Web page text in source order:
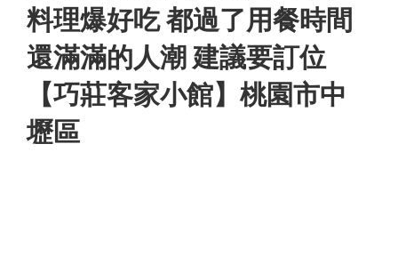
料理爆好吃 都過了用餐時間
還滿滿的人潮 建議要訂位
【巧莊客家小館】桃園市中
壢區